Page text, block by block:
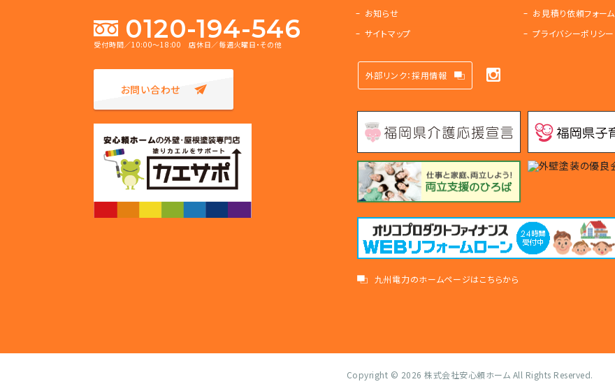
0120-194-546
受付時間／10:00～18:00 店休日／毎週火曜日・その他
お問い合わせ
お知らせ
お見積り依頼フォーム
サイトマップ
プライバシーポリシー
外部リンク：採用情報
九州電力のホームページはこちらから
Copyright © 2026 株式会社安心頼ホーム All Rights Reserved.